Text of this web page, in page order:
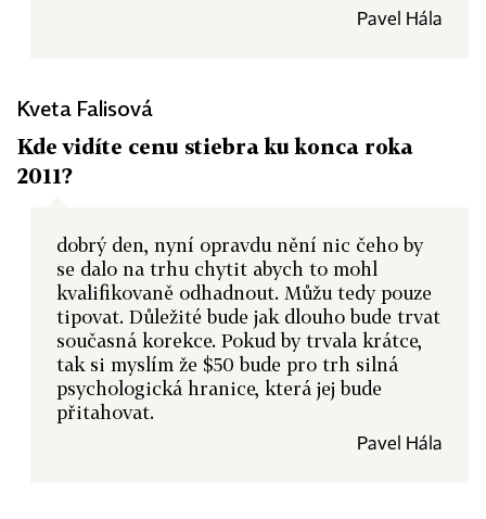
Pavel Hála
Kveta Falisová
Kde vidíte cenu stiebra ku konca roka
2011?
dobrý den, nyní opravdu nění nic čeho by
se dalo na trhu chytit abych to mohl
kvalifikovaně odhadnout. Můžu tedy pouze
tipovat. Důležité bude jak dlouho bude trvat
současná korekce. Pokud by trvala krátce,
tak si myslím že $50 bude pro trh silná
psychologická hranice, která jej bude
přitahovat.
Pavel Hála